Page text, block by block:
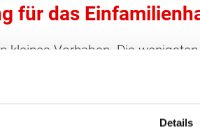
Details
für das
kleines Vorhaben. Die
eigenen vier Wände. Gerade
erfüllen sich ihren Traum
Bedenken gegenüber der
sollte nicht zu knapp geplant